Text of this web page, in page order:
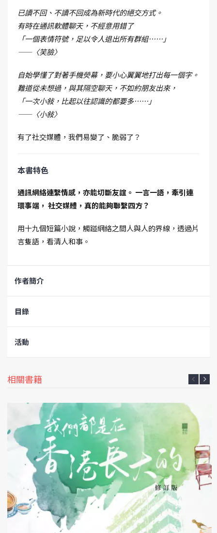
已讀不回、不讀不回成為新時代的絕交方式。
有時在通訊軟體聊天，不經意用錯了
「一個表情符號，足以令人退出所有群組……」
——〈笑臉〉
自始學懂了對著手機熒幕，要小心翼翼地打出每一個字。
難道從未想過，與其隔空聊天，不如約朋友出來，
「一次小敍，比起以往認識的都要多……」
——〈小敍〉
有了社交媒體，我們易變了、脆弱了？
本書特色
通訊網絡連繫情感，亦能切斷友誼。 一言一語，牽引連
環事端， 社交媒體，真的能夠聯繫四方？
用十九個短篇小說，觸踫網絡之間人與人的界線，透過片
言隻語，看清人和事。
作者簡介
目錄
活動
相關書籍